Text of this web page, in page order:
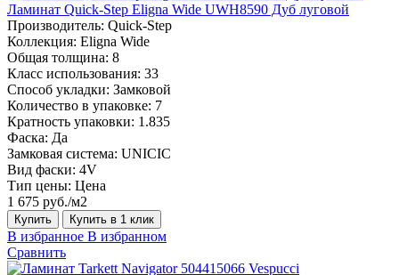
Ламинат Quick-Step Eligna Wide UWH8590 Дуб луговой
Производитель: Quick-Step
Коллекция: Eligna Wide
Общая толщина: 8
Класс использования: 33
Способ укладки: Замковой
Количество в упаковке: 7
Кратность упаковки: 1.835
Фаска: Да
Замковая система: UNICIC
Вид фаски: 4V
Тип цены: Цена
1 675 руб./м2
Купить Купить в 1 клик
В избранное В избранном
Сравнить